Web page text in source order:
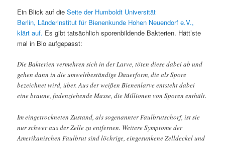
Ein Blick auf dieSeite der Humboldt Universität
Berlin, Länderinstitut für Bienenkunde Hohen Neuendorf e.V.,
klärt auf. Es gibt tatsächlich sporenbildende Bakterien. Hätt’ste
mal in Bio aufgepasst:
Die Bakterien vermehren sich in der Larve, töten diese dabei ab und
gehen dann in die umweltbeständige Dauerform, die als Spore
bezeichnet wird, über. Aus der weißen Bienenlarve entsteht dabei
eine braune, fadenziehende Masse, die Millionen von Sporen enthält.
Im eingetrockneten Zustand, als sogenannter Faulbrutschorf, ist sie
nur schwer aus der Zelle zu entfernen. Weitere Symptome der
Amerikanischen Faulbrut sind löchrige, eingesunkene Zelldeckel und